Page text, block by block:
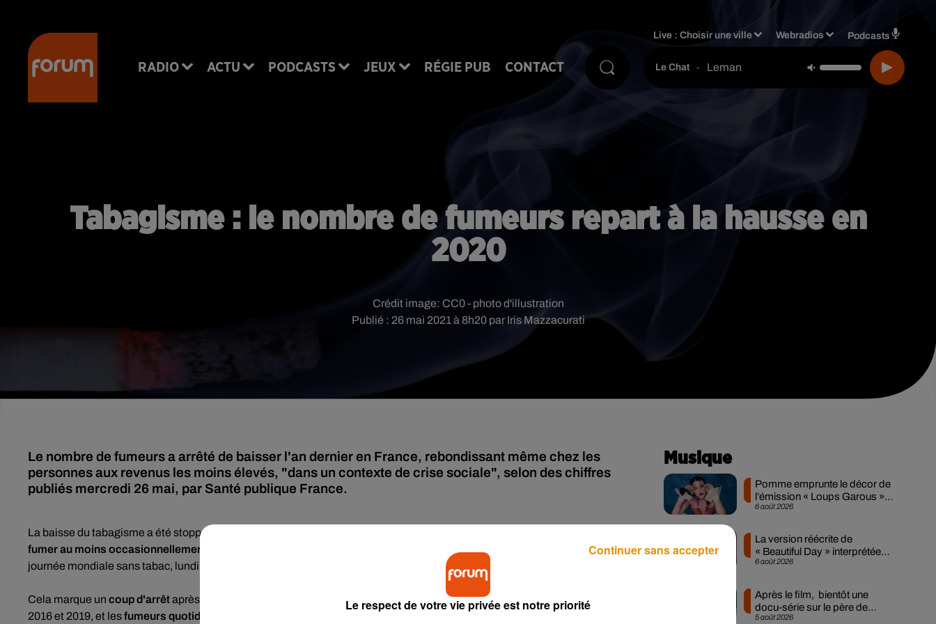
RADIO ACTU PODCASTS JEUX RÉGIE PUB CONTACT
Live :Choisir une ville Webradios Podcasts
Le Chat - Leman
Tabagisme : le nombre de fumeurs repart à la hausse en
2020
Publié : 26 mai 2021 à 8h20 par Iris Mazzacurati
Crédit image: CC0 - photo d'illustration
Le nombre de fumeurs a arrêté de baisser l'an dernier en France, rebondissant même chez les
personnes aux revenus les moins élevés, "dans un contexte de crise sociale", selon des chiffres
publiés mercredi 26 mai, par Santé publique France.
La baisse du tabagisme a été stoppée net en 2020. L’année dernière, plus de
fumer au moins occasionnellement (31,8%)
et un quart quotidiennement (25,5%), indique l'agence sanitaire avant la
journée mondiale sans tabac, lundi 31 mai.
Cela marque un coup d'arrêtaprès plusieurs années qui ont vu la proportion de fumeurs reculer de 34,5% à 30,4% entre
2016 et 2019, et lesfumeurs quotidiens passer de 29,4% à 24%.
Musique
6 août 2026
Pomme emprunte le décor de
l’émission « Loups Garous »
pour son...
6 août 2026
La version réécrite de
« Beautiful Day » interprétée
lors des...
5 août 2026
Après le film, bientôt une
docu-série sur le père de
Michael Jackson
Le respect de votre vie privée est notre priorité
Continuer sans accepter